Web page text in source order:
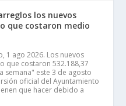
los nuevos
que costaron medio
1 ago 2026. Los nuevos
que costaron 532.188,37
semana" este 3 de agosto
oficial del Ayuntamiento
que hacer debido a